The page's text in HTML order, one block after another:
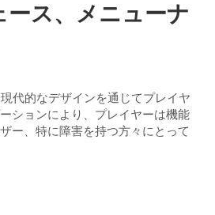
ース、メニューナ
代的なデザインを通じてプレイヤ
ションにより、プレイヤーは機能
ー、特に障害を持つ方々にとって